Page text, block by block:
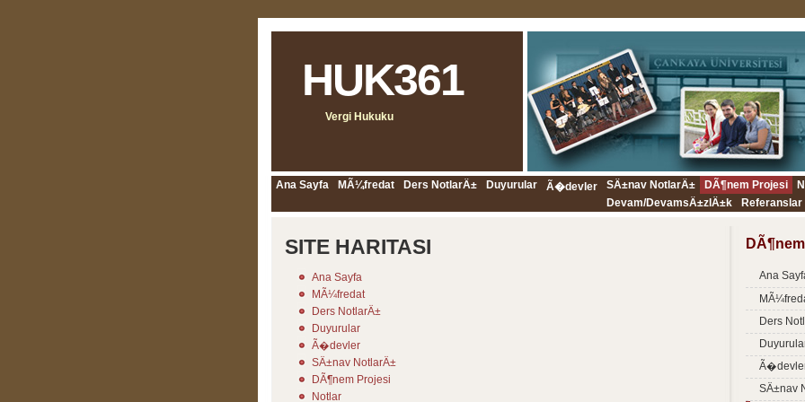
HUK361
Vergi Hukuku
Ana Sayfa MÃ¼fredat Ders NotlarÄ± Duyurular Ã�devler SÄ±nav NotlarÄ± DÃ¶nem Projesi
Devam/DevamsÄ±zlÄ±k
Referanslar
Ana
Ders
SÄ±nav
SITE HARITASI
Ana Sayfa
MÃ¼fredat
Ders NotlarÄ±
Duyurular
Ã�devler
SÄ±nav NotlarÄ±
DÃ¶nem Projesi
Notlar